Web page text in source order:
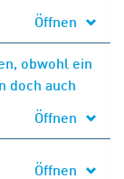
Öffnen
obwohl ein
doch auch
Öffnen
Öffnen